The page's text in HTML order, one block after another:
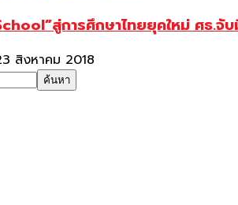
สู่การศึกษาไทยยุคใหม่ ศธ.
สิงหาคม 2018